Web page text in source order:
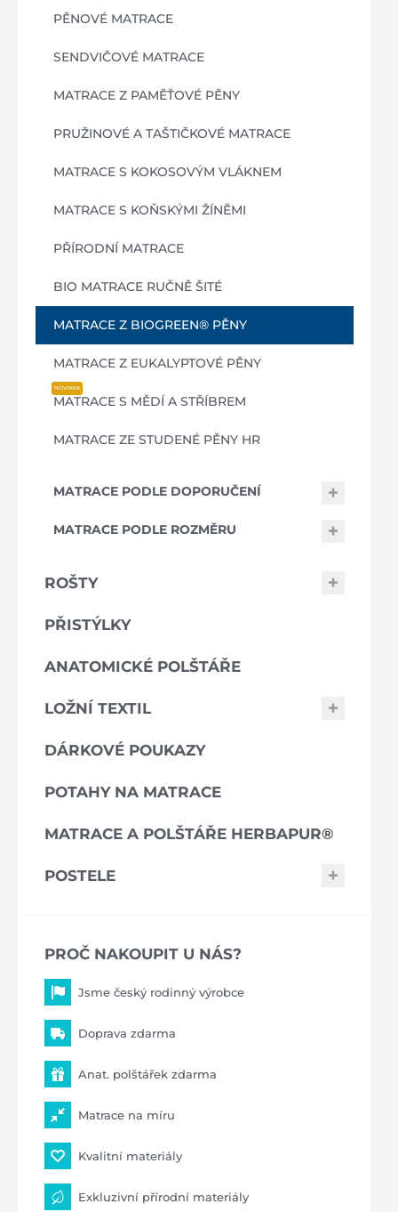
PĚNOVÉ MATRACE
SENDVIČOVÉ MATRACE
MATRACE Z PAMĚŤOVÉ PĚNY
PRUŽINOVÉ A TAŠTIČKOVÉ MATRACE
MATRACE S KOKOSOVÝM VLÁKNEM
MATRACE S KOŇSKÝMI ŽÍNĚMI
PŘÍRODNÍ MATRACE
BIO MATRACE RUČNĚ ŠITÉ
MATRACE Z BIOGREEN® PĚNY
MATRACE Z EUKALYPTOVÉ PĚNY
MATRACE S MĚDÍ A STŘÍBREM
MATRACE ZE STUDENÉ PĚNY HR
MATRACE PODLE DOPORUČENÍ
MATRACE PODLE ROZMĚRU
ROŠTY
PŘISTÝLKY
ANATOMICKÉ POLŠTÁŘE
LOŽNÍ TEXTIL
DÁRKOVÉ POUKAZY
POTAHY NA MATRACE
MATRACE A POLŠTÁŘE HERBAPUR®
POSTELE
PROČ NAKOUPIT U NÁS?
Jsme český rodinný výrobce
Doprava zdarma
Anat. polštářek zdarma
Matrace na míru
Kvalitní materiály
Exkluzivní přírodní materiály